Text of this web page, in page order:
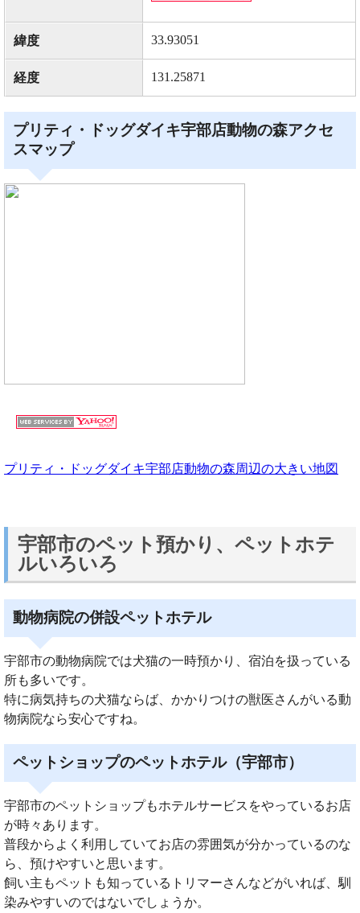
緯度 33.93051
経度 131.25871
プリティ・ドッグダイキ宇部店動物の森アクセ
スマップ
プリティ・ドッグダイキ宇部店動物の森周辺の大きい地図
宇部市のペット預かり、ペットホテ
ルいろいろ
動物病院の併設ペットホテル
宇部市の動物病院では犬猫の一時預かり、宿泊を扱っている
所も多いです。
特に病気持ちの犬猫ならば、かかりつけの獣医さんがいる動
物病院なら安心ですね。
ペットショップのペットホテル（宇部市）
宇部市のペットショップもホテルサービスをやっているお店
が時々あります。
普段からよく利用していてお店の雰囲気が分かっているのな
ら、預けやすいと思います。
飼い主もペットも知っているトリマーさんなどがいれば、馴
染みやすいのではないでしょうか。